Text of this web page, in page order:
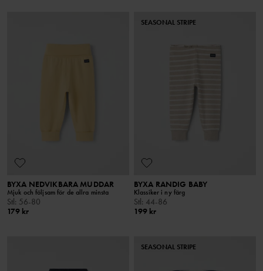
BYXA NEDVIKBARA MUDDAR
Mjuk och följsam för de allra minsta
Stl: 56-80
179 kr
SEASONAL STRIPE
BYXA RANDIG BABY
Klassiker i ny färg
Stl: 44-86
199 kr
SEASONAL STRIPE